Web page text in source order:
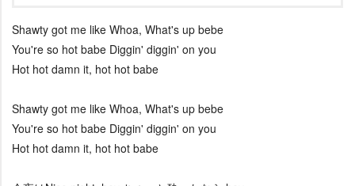
Shawty got me like Whoa, What's up bebe
You're so hot babe Diggin' diggin' on you
Hot hot damn it, hot hot babe
Shawty got me like Whoa, What's up bebe
You're so hot babe Diggin' diggin' on you
Hot hot damn it, hot hot babe